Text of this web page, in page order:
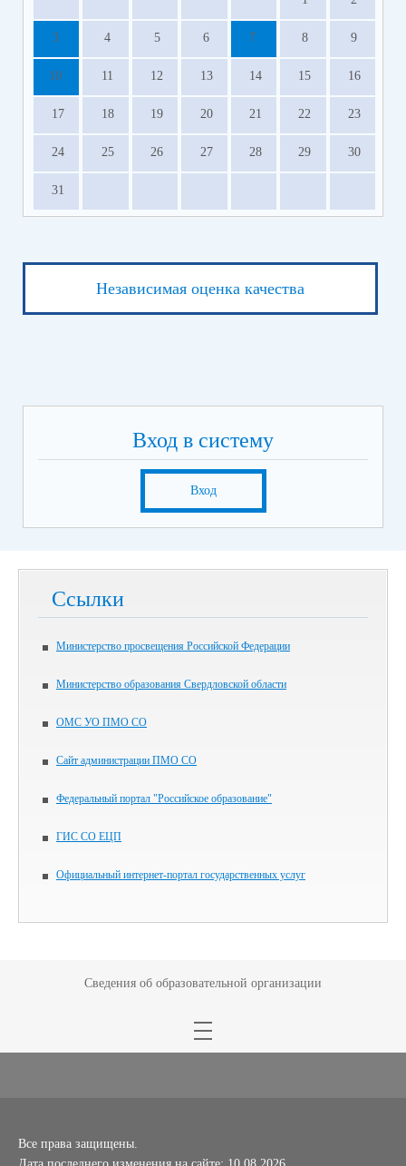
3 4 5 6 7 8 9
10 11 12 13 14 15 16
17 18 19 20 21 22 23
24 25 26 27 28 29 30
31
Независимая оценка качества
Вход в систему
Вход
Ссылки
Министерство просвещения Российской Федерации
Министерство образования Свердловской области
ОМС УО ПМО СО
Сайт администрации ПМО СО
Федеральный портал "Российское образование"
ГИС СО ЕЦП
Официальный интернет-портал государственных услуг
Сведения об образовательной организации
Все права защищены.